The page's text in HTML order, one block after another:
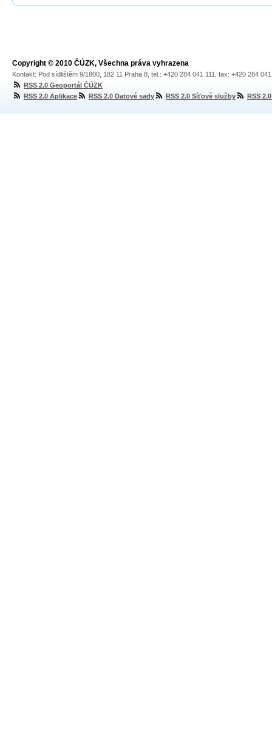
Copyright © 2010 ČÚZK, Všechna práva vyhrazena
Kontakt: Pod sídlištěm 9/1800, 182 11 Praha 8, tel.: +420 284 041 111, fax: +420 284
RSS 2.0 Geoportál ČÚZK
RSS 2.0 Aplikace
RSS 2.0 Datové sady RSS 2.0 Síťové služby RSS